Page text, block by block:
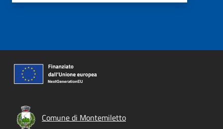
Comune di Montemiletto